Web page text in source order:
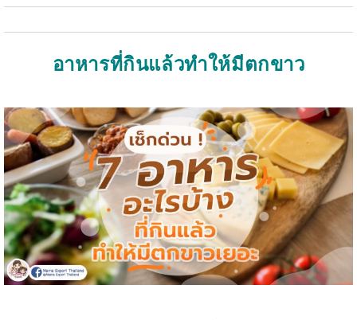
อาหารที่กินแล้วทำให้มีตกขาว